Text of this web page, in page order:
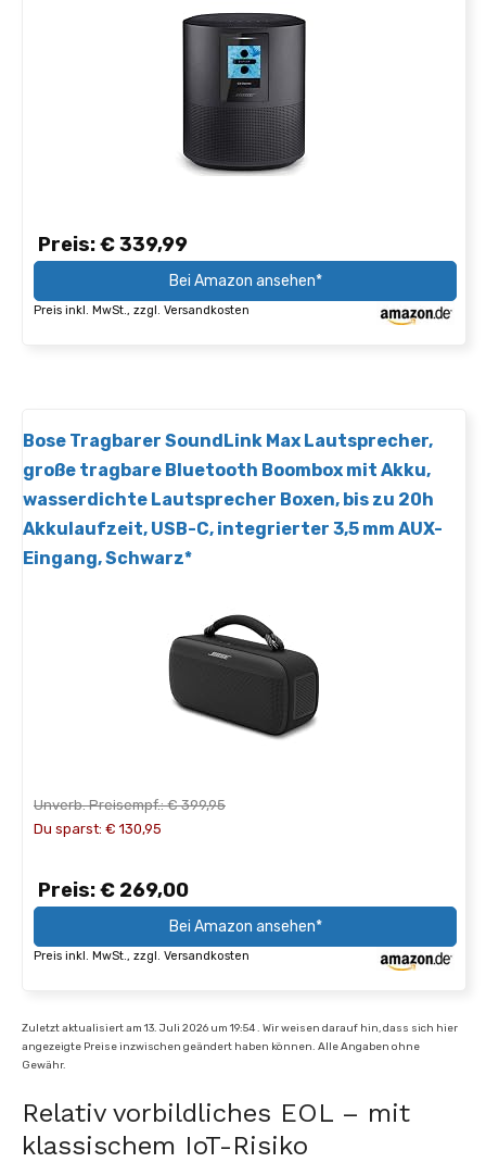
Preis: € 339,99
Bei Amazon ansehen*
Preis inkl. MwSt., zzgl. Versandkosten
Bose Tragbarer SoundLink Max Lautsprecher,
große tragbare Bluetooth Boombox mit Akku,
wasserdichte Lautsprecher Boxen, bis zu 20h
Akkulaufzeit, USB-C, integrierter 3,5 mm AUX-
Eingang, Schwarz*
Unverb. Preisempf.: € 399,95
Du sparst: € 130,95
Preis: € 269,00
Bei Amazon ansehen*
Preis inkl. MwSt., zzgl. Versandkosten
Zuletzt aktualisiert am 13. Juli 2026 um 19:54 . Wir weisen darauf hin, dass sich hier
angezeigte Preise inzwischen geändert haben können. Alle Angaben ohne
Gewähr.
Relativ vorbildliches EOL – mit
klassischem IoT-Risiko